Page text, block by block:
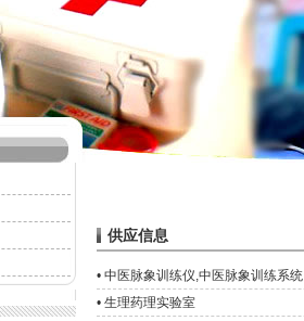
供应信息
• 中医脉象训练仪,中医脉象训练系统
• 生理药理实验室